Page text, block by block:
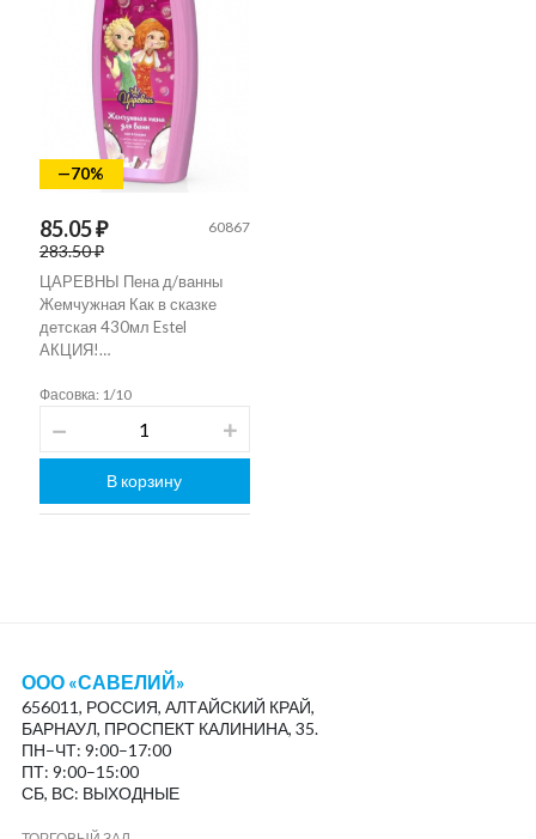
—70%
85.05 ₽
283.50 ₽
60867
ЦАРЕВНЫ Пена д/ванны
Жемчужная Как в сказке
детская 430мл Estel
АКЦИЯ!…
Фасовка: 1/10
В корзину
ООО «САВЕЛИЙ»
656011, РОССИЯ, АЛТАЙСКИЙ КРАЙ,
БАРНАУЛ, ПРОСПЕКТ КАЛИНИНА, 35.
ПН–ЧТ: 9:00–17:00
ПТ: 9:00–15:00
СБ, ВС: ВЫХОДНЫЕ